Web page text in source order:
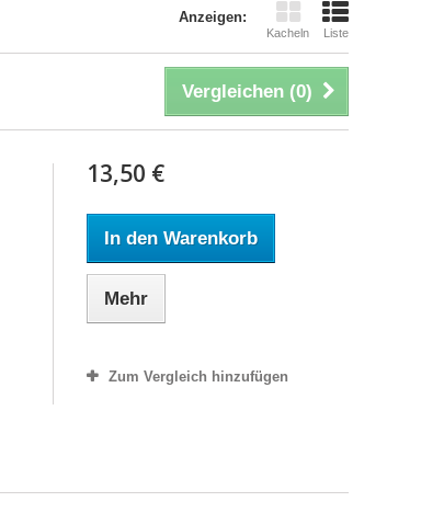
Anzeigen:
Kacheln Liste
Vergleichen (0)
13,50 €
In den Warenkorb
Mehr
Zum Vergleich hinzufügen